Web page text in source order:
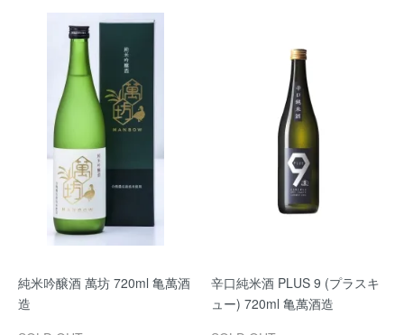
純米吟醸酒 萬坊 720ml 亀萬酒
造
辛口純米酒 PLUS 9 (プラスキ
ュー) 720ml 亀萬酒造